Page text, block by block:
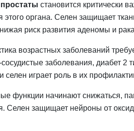
простаты становится критически
этого органа. Селен защищает
риск развития аденомы и
возрастных заболеваний
заболевания, диабет 2
селен играет роль в их
функции начинают снижаться,
Селен защищает нейроны от